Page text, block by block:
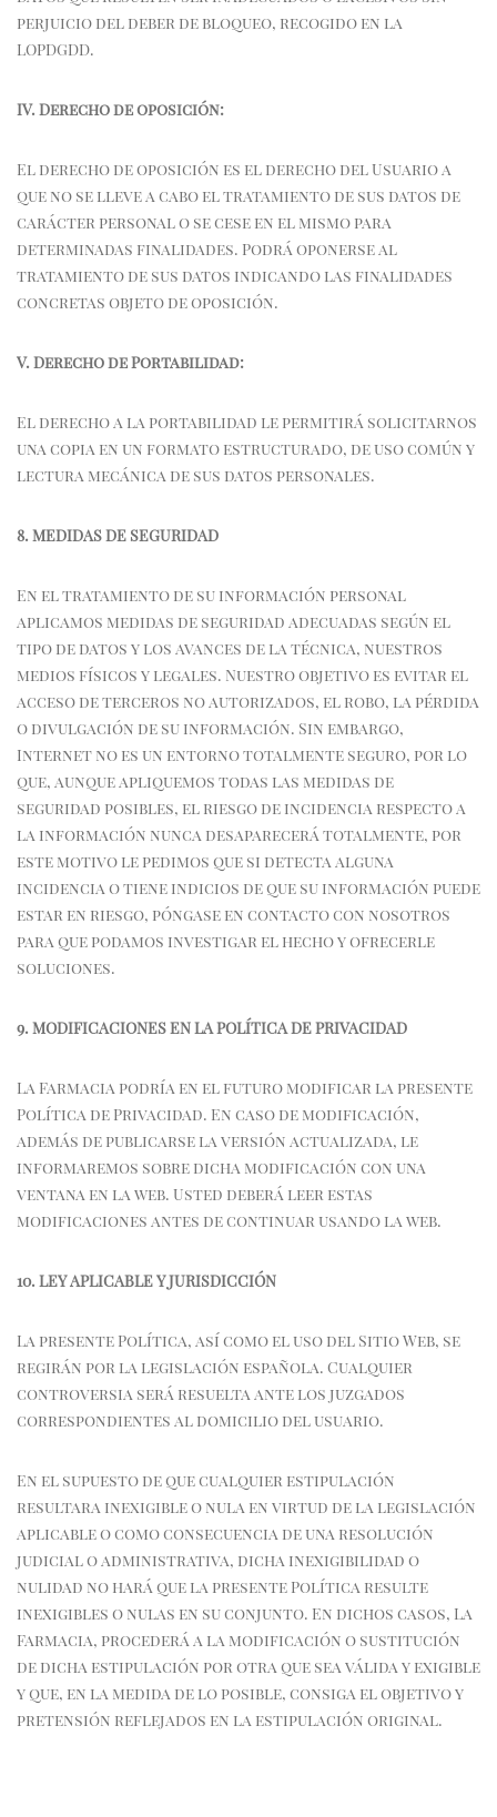
perjuicio del deber de bloqueo, recogido en la
LOPDGDD.
IV. Derecho de oposición:
El derecho de oposición es el derecho del Usuario a
que no se lleve a cabo el tratamiento de sus datos de
carácter personal o se cese en el mismo para
determinadas finalidades. Podrá oponerse al
tratamiento de sus datos indicando las finalidades
concretas objeto de oposición.
V. Derecho de Portabilidad:
El derecho a la portabilidad le permitirá solicitarnos
una copia en un formato estructurado, de uso común y
lectura mecánica de sus datos personales.
8. MEDIDAS DE SEGURIDAD
En el tratamiento de su información personal
aplicamos medidas de seguridad adecuadas según el
tipo de datos y los avances de la técnica, nuestros
medios físicos y legales. Nuestro objetivo es evitar el
acceso de terceros no autorizados, el robo, la pérdida
o divulgación de su información. Sin embargo,
Internet no es un entorno totalmente seguro, por lo
que, aunque apliquemos todas las medidas de
seguridad posibles, el riesgo de incidencia respecto a
la información nunca desaparecerá totalmente, por
este motivo le pedimos que si detecta alguna
incidencia o tiene indicios de que su información puede
estar en riesgo, póngase en contacto con nosotros
para que podamos investigar el hecho y ofrecerle
soluciones.
9. MODIFICACIONES EN LA POLÍTICA DE PRIVACIDAD
La Farmacia podría en el futuro modificar la presente
Política de Privacidad. En caso de modificación,
además de publicarse la versión actualizada, le
informaremos sobre dicha modificación con una
ventana en la web. Usted deberá leer estas
modificaciones antes de continuar usando la web.
10. LEY APLICABLE Y JURISDICCIÓN
La presente Política, así como el uso del Sitio Web, se
regirán por la legislación española. Cualquier
controversia será resuelta ante los juzgados
correspondientes al domicilio del usuario.
En el supuesto de que cualquier estipulación
resultara inexigible o nula en virtud de la legislación
aplicable o como consecuencia de una resolución
judicial o administrativa, dicha inexigibilidad o
nulidad no hará que la presente Política resulte
inexigibles o nulas en su conjunto. En dichos casos, La
Farmacia, procederá a la modificación o sustitución
de dicha estipulación por otra que sea válida y exigible
y que, en la medida de lo posible, consiga el objetivo y
pretensión reflejados en la estipulación original.